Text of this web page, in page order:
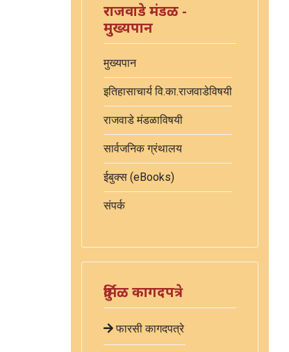
राजवाडे मंडळ -
मुख्यपान
मुख्यपान
इतिहासाचार्य वि.का.राजवाडेविषयी
राजवाडे मंडळाविषयी
सार्वजनिक ग्रंथालय
ईबुक्स (eBooks)
संपर्क
दुर्मिळ कागदपत्रे
फारसी कागदपत्रे